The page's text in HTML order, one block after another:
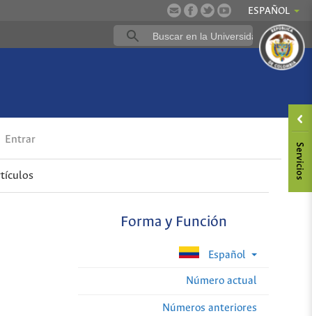
ESPAÑOL
Entrar
Forma y Función
Español
Número actual
Números anteriores